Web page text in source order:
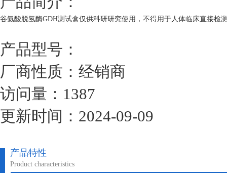
谷氨酸脱氢酶GDH测试盒仅供科研研究使用，不得用于人体临床直接检
产品型号：
厂商性质：经销商
访问量：1387
更新时间：2024-09-09
产品特性
Product characteristics